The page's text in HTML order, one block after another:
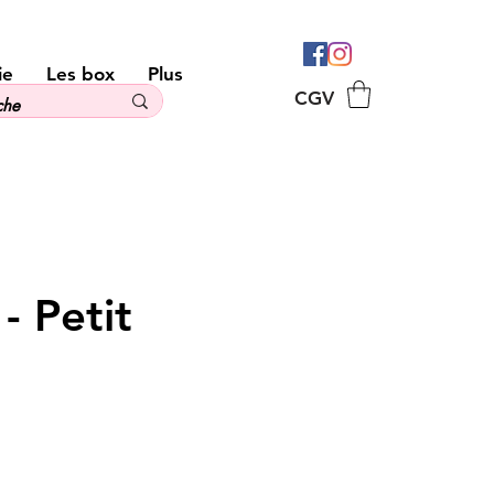
Les box
Plus
CGV
- Petit